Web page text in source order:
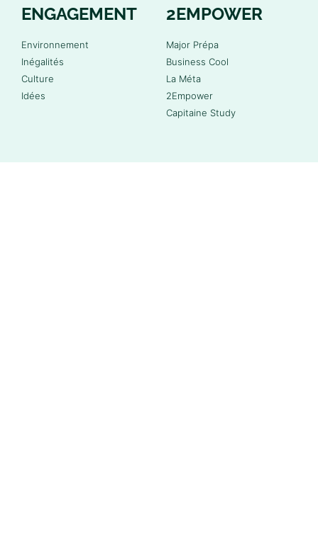
ENGAGEMENT
Environnement
Inégalités
Culture
Idées
2EMPOWER
Major Prépa
Business Cool
La Méta
2Empower
Capitaine Study